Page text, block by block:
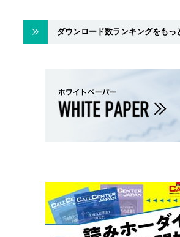
ダウンロード数ランキングをもっ